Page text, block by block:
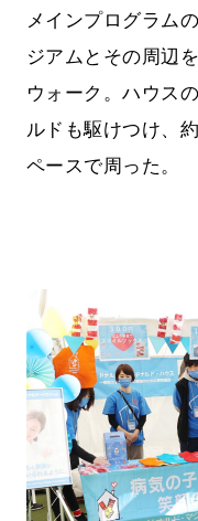
メインプログラム
ジアムとその周辺
ウォーク。ハウス
ルドも駆けつけ、
ペースで周った。